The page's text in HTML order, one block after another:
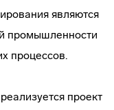
являются
промышленности
процессов.
проект